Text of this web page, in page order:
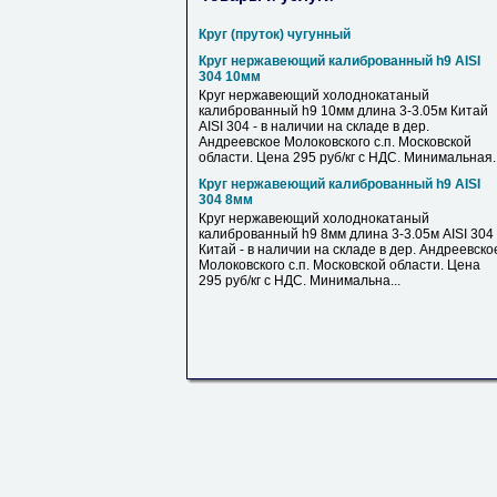
Круг (пруток) чугунный
Круг нержавеющий калиброванный h9 AISI
304 10мм
Круг нержавеющий холоднокатаный
калиброванный h9 10мм длина 3-3.05м Китай
AISI 304 - в наличии на складе в дер.
Андреевское Молоковского с.п. Московской
области. Цена 295 руб/кг с НДС.
Круг нержавеющий калиброванный h9 AISI
304 8мм
Круг нержавеющий холоднокатаный
калиброванный h9 8мм длина 3-3.05м AISI 304
Китай - в наличии на складе в дер.
Молоковского с.п. Московской области. Цена
295 руб/кг с НДС. Минимальна...